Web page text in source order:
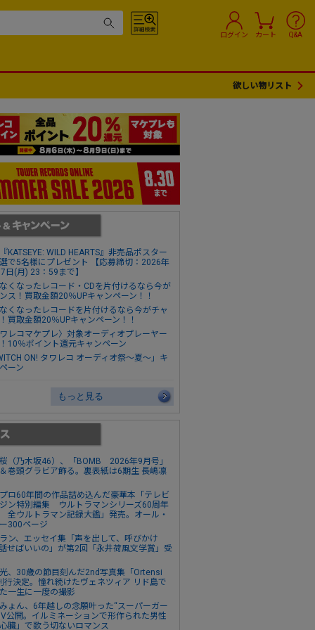
ログイン カート Q&A
欲しい物リスト
KATSEYE: WILD HEARTS』非売品ポスター
で5名様にプレゼント 【応募締切：2026年
日(月) 23：59まで】
くなったレコード・CDを片付けるなら今が
ス！買取金額20％UPキャンペーン！！
くなったレコードを片付けるなら今がチャ
買取金額20％UPキャンペーン！！
ワレコマケプレ〉対象オーディオプレーヤー
10％ポイント還元キャンペーン
ON! タワレコ オーディオ祭～夏～」キ
ーン
もっと見る
（乃木坂46）、「BOMB 2026年9月号」
巻頭グラビア飾る。裏表紙は6期生 長嶋凛
ロ60年間の作品詰め込んだ豪華本「テレビ
ン特別編集 ウルトラマンシリーズ60周年
全ウルトラマン記録大鑑」発売。オール・
300ページ
ン、エッセイ集「声を出して、呼びかけ
せばいいの」が第2回「永井荷風文学賞」受
、30歳の節目刻んだ2nd写真集「Ortensi
行決定。憧れ続けたヴェネツィア リド島で
一生に一度の撮影
ょん、6年越しの念願叶った“スーパーガー
公開。イルミネーションで形作られた男性
臓」で歌う切ないロマンス